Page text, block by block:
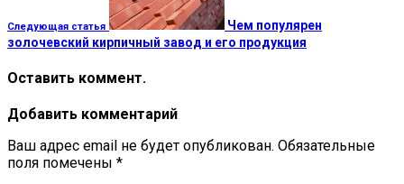
Следующая статья
Чем популярен
золочевский кирпичный завод и его продукция
Оставить коммент.
Добавить комментарий
Ваш адрес email не будет опубликован. Обязательные
поля помечены *